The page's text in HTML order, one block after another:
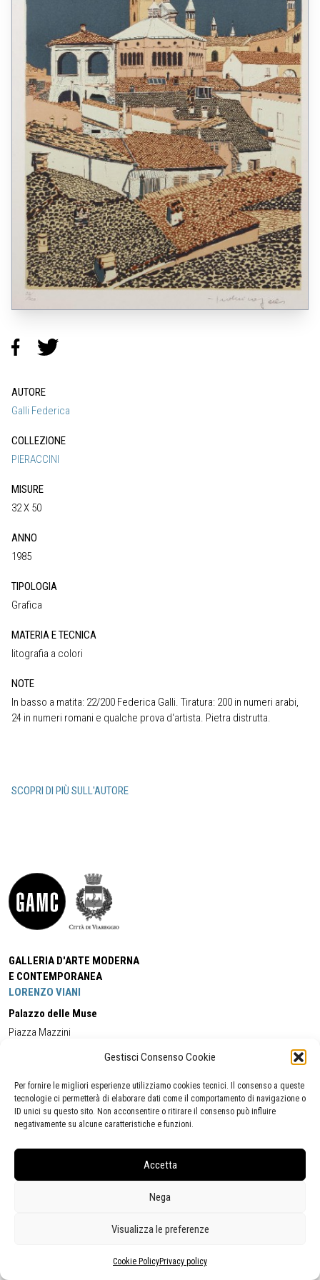
Gestisci Consenso Cookie
Per fornire le migliori esperienze utilizziamo cookies tecnici. Il consenso a queste
tecnologie ci permetterà di elaborare dati come il comportamento di navigazione o
ID unici su questo sito. Non acconsentire o ritirare il consenso può influire
negativamente su alcune caratteristiche e funzioni.
Accetta
Nega
Visualizza le preferenze
Cookie PolicyPrivacy policy
AUTORE
Galli Federica
COLLEZIONE
PIERACCINI
MISURE
32 X 50
ANNO
1985
TIPOLOGIA
Grafica
MATERIA E TECNICA
litografia a colori
NOTE
In basso a matita: 22/200 Federica Galli. Tiratura: 200 in numeri arabi,
24 in numeri romani e qualche prova d‘artista. Pietra distrutta.
SCOPRI DI PIÙ SULL'AUTORE
GALLERIA D'ARTE MODERNA
E CONTEMPORANEA
LORENZO VIANI
Palazzo delle Muse
Piazza Mazzini
Cell:+39 338 5714978 (orario apertura Galleria)
Tel:
+39 0584 944580
(orario 09.00/13.00)
Email:gamc@comune.viareggio.lu.it
Segnalazione di inaccessibilità